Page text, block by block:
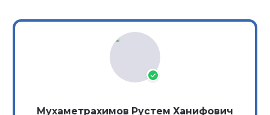
Мухаметрахимов Рустем Ханифович